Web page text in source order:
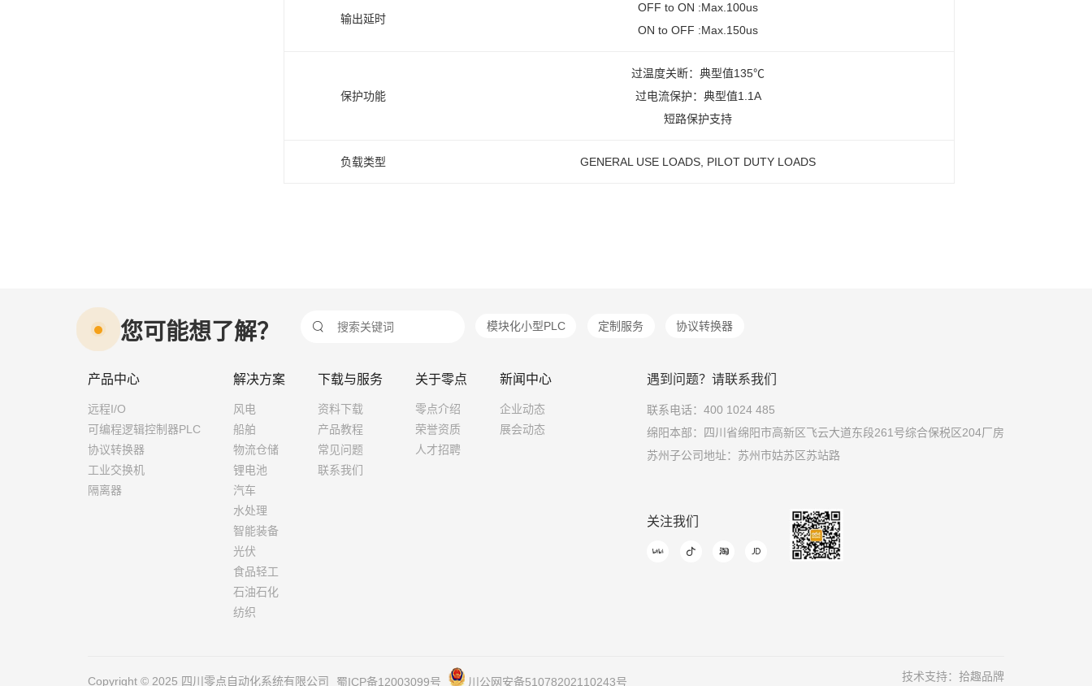
输出延时
OFF to ON :Max.100us
ON to OFF :Max.150us
保护功能
过温度关断：典型值135℃
过电流保护：典型值1.1A
短路保护支持
负载类型 GENERAL USE LOADS, PILOT DUTY LOADS
您可能想了解？  模块化小型PLC 定制服务 协议转换器
产品中心
远程I/O
可编程逻辑控制器PLC
协议转换器
工业交换机
隔离器
解决方案
风电
船舶
物流仓储
锂电池
汽车
水处理
智能装备
光伏
食品轻工
石油石化
纺织
下载与服务
资料下载
产品教程
常见问题
联系我们
关于零点
零点介绍
荣誉资质
人才招聘
新闻中心
企业动态
展会动态
遇到问题？请联系我们
联系电话：400 1024 485
绵阳本部：四川省绵阳市高新区飞云大道东段261号综合保税区204厂房
苏州子公司地址：苏州市姑苏区苏站路
关注我们
   
Copyright © 2025 四川零点自动化系统有限公司 蜀ICP备12003099号 川公网安备51078202110243号 技术支持：拾趣品牌